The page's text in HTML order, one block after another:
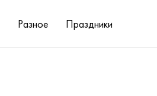
Разное Праздники